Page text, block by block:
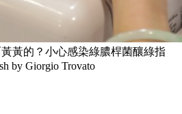
黃的？小心感染綠膿桿菌釀綠指
by Giorgio Trovato